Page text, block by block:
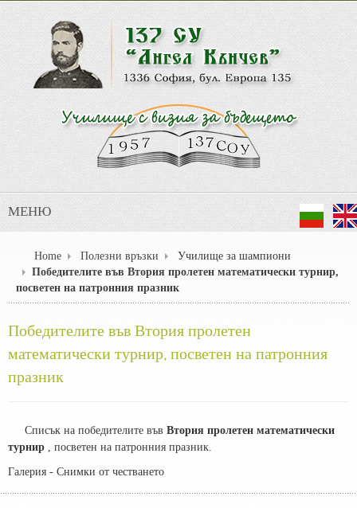
МЕНЮ
Home Полезни връзки
Училище за шампиони
Победителите във Втория пролетен математически турнир,
посветен на патронния празник
Победителите във Втория пролетен
математически турнир, посветен на патронния
празник
Списък на победителите във Втория пролетен математически
турнир , посветен на патронния празник.
Галерия - Снимки от честването